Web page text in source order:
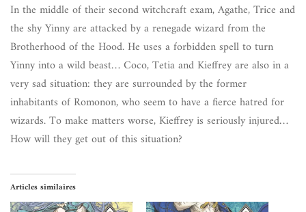
In the middle of their second witchcraft exam, Agathe, Trice and
the shy Yinny are attacked by a renegade wizard from the
Brotherhood of the Hood. He uses a forbidden spell to turn
Yinny into a wild beast… Coco, Tetia and Kieffrey are also in a
very sad situation: they are surrounded by the former
inhabitants of Romonon, who seem to have a fierce hatred for
wizards. To make matters worse, Kieffrey is seriously injured…
How will they get out of this situation?
Articles similaires